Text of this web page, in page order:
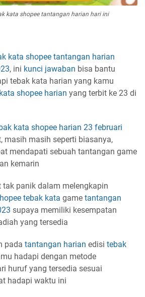
kata shopee tantangan harian hari ini
kata shopee tantangan harian
, ini kunci jawaban bisa bantu
tebak kata harian yang kamu
shopee harian yang terbit ke 23 di
kata shopee harian 23 februari
masih masih seperti biasanya,
mendapati sebuah tantangan game
kemarin
tak panik dalam melengkapin
tebak kata game tantangan
supaya memiliki kesempatan
yang tersedia
pada tantangan harian edisi tebak
hadapi dengan metode
huruf yang tersedia sesuai
hadapi waktu ini